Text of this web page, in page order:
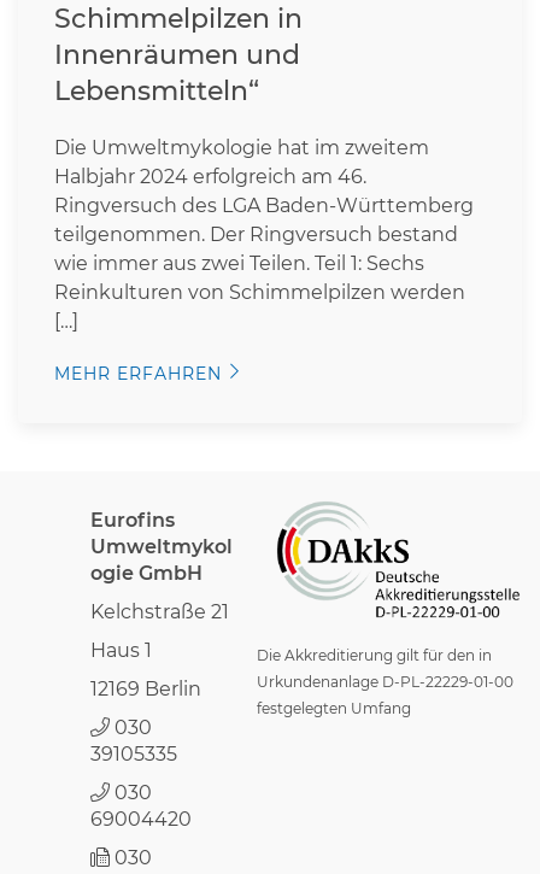
Schimmelpilzen in
Innenräumen und
Lebensmitteln“
Die Umweltmykologie hat im zweitem
Halbjahr 2024 erfolgreich am 46.
Ringversuch des LGA Baden-Württemberg
teilgenommen. Der Ringversuch bestand
wie immer aus zwei Teilen. Teil 1: Sechs
Reinkulturen von Schimmelpilzen werden
[…]
MEHR ERFAHREN
Die Akkreditierung gilt für den in
Urkundenanlage D-PL-22229-01-00
festgelegten Umfang
Eurofins
Umweltmykol
ogie GmbH
Kelchstraße 21
Haus 1
12169 Berlin
030
39105335
030
69004420
030